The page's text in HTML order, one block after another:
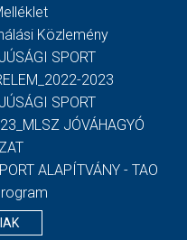
Közlemény
SPORT
2023
SPORT
JÓVÁHAGYÓ
ALAPÍTVÁNY - TAO